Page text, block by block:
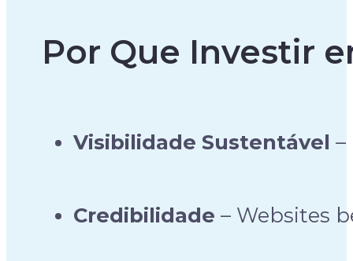
Por Que Investir
Visibilidade Sustentável –
Credibilidade – Websites